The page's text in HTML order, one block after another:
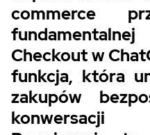
commerce
Checkout w
funkcja, która
zakupów